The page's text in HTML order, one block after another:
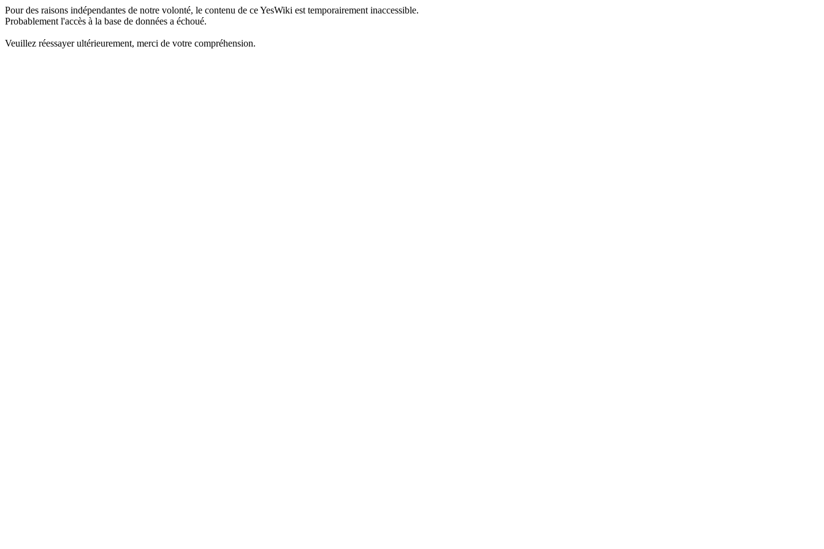
Pour des raisons indépendantes de notre volonté, le contenu de ce YesWiki est temporairement inaccessible.
Probablement l'accès à la base de données a échoué.
Veuillez réessayer ultérieurement, merci de votre compréhension.